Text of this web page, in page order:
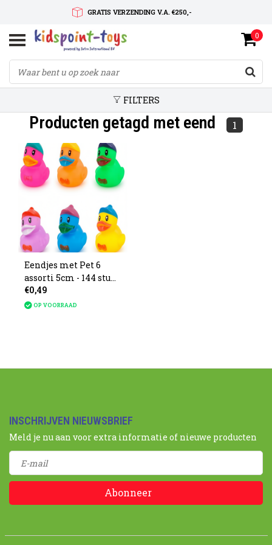
GRATIS VERZENDING V.A. €250,-
SNELLE LEVERTIJD
SERVICE OP MAAT
0
FILTERS
Producten getagd met eend 1
Eendjes met Pet 6
assorti 5cm - 144 stuks
in zak
€0,49
OP VOORRAAD
INSCHRIJVEN NIEUWSBRIEF
Meld je nu aan voor extra informatie of nieuwe producten
Abonneer